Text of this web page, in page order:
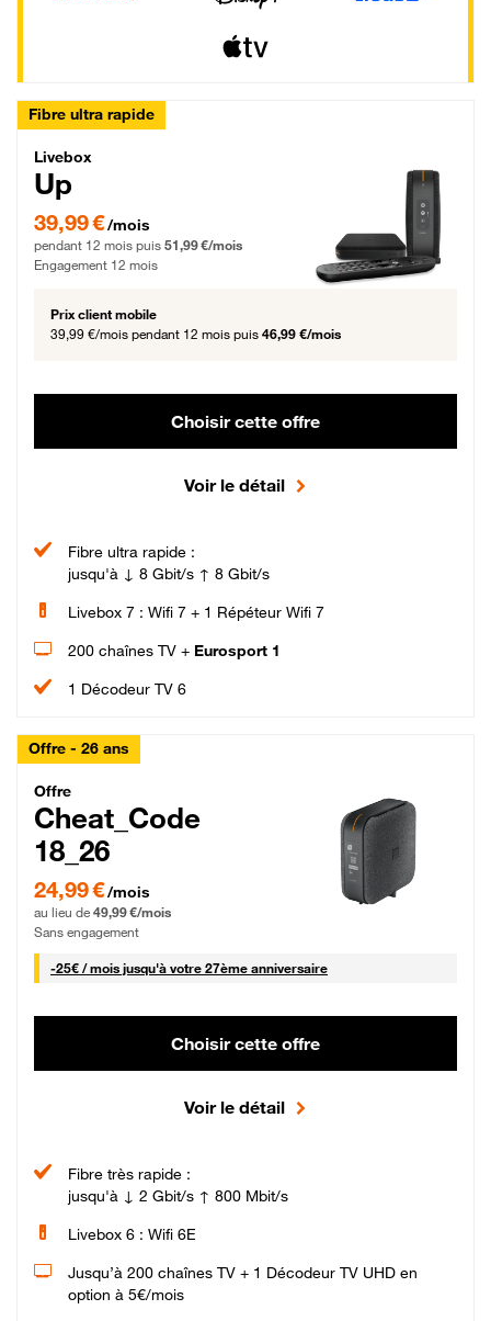
Fibre ultra rapide
Livebox Up Fibre
Livebox
Up
39,99 € par mois pendant 12 mois puis 51,99 € par mois, Engagement 12 mois
39,99 €/mois
pendant 12 mois puis 51,99 €/mois
Engagement 12 mois
Prix client mobile
39,99 €/mois pendant 12 mois puis 46,99 €/mois
Choisir cette offre
Voir le détail
Fibre ultra rapide :
jusqu'à ↓ 8 Gbit/s ↑ 8 Gbit/s
Livebox 7 : Wifi 7 + 1 Répéteur Wifi 7
200 chaînes TV + Eurosport 1
1 Décodeur TV 6
Offre - 26 ans
Cheat_Code Fibre_18_26
Offre
Cheat_Code
18_26
24,99 € par mois pendant 0 mois puis 49,99 € par mois, Sans engagement
24,99 €/mois
au lieu de 49,99 €/mois
Sans engagement
-25€ / mois25 € par mois
jusqu'à votre 27ème anniversaire
Choisir cette offre
Voir le détail
Fibre très rapide :
jusqu'à ↓ 2 Gbit/s ↑ 800 Mbit/s
Livebox 6 : Wifi 6E
Jusqu’à 200 chaînes TV + 1 Décodeur TV UHD en
option à 5€/mois